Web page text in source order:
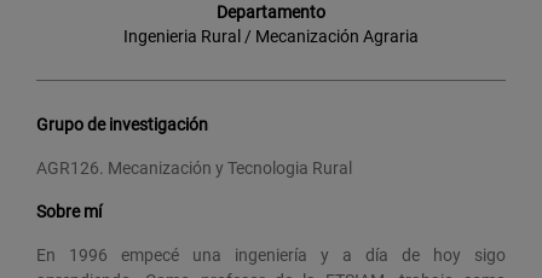
Departamento
Ingenieria Rural / Mecanización Agraria
Grupo de investigación
AGR126. Mecanización y Tecnologia Rural
Sobre mí
En 1996 empecé una ingeniería y a día de hoy sigo